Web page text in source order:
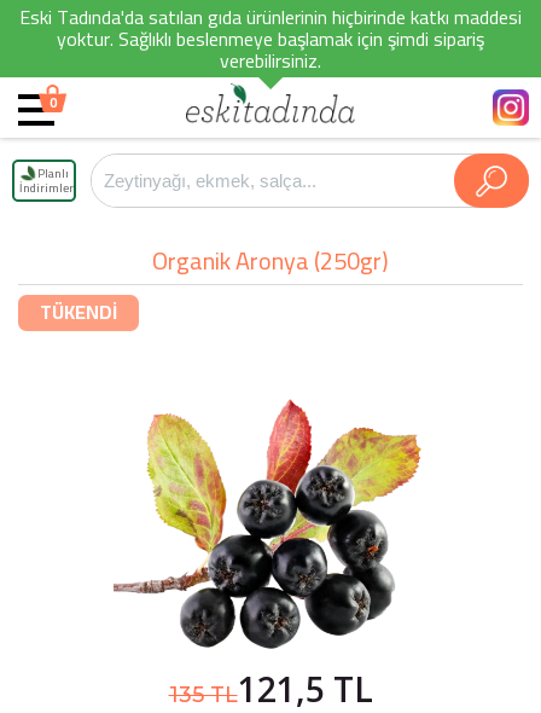
Eski Tadında'da satılan gıda ürünlerinin hiçbirinde katkı maddesi
yoktur. Sağlıklı beslenmeye başlamak için şimdi sipariş
verebilirsiniz.
0
Planlı
İndirimler
Organik Aronya (250gr)
TÜKENDİ
135 TL121,5 TL